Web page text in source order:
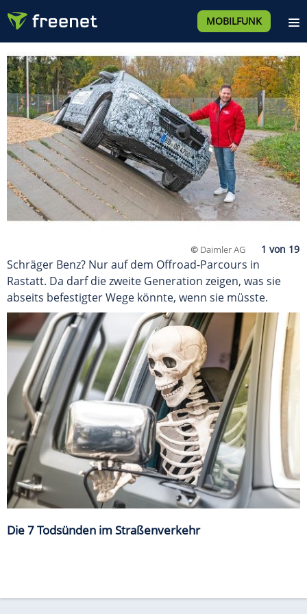
MOBILFUNK
© Daimler AG
Schräger Benz? Nur auf dem Offroad-Parcours in
Rastatt. Da darf die zweite Generation zeigen, was sie
abseits befestigter Wege könnte, wenn sie müsste.
Die 7 Todsünden im Straßenverkehr